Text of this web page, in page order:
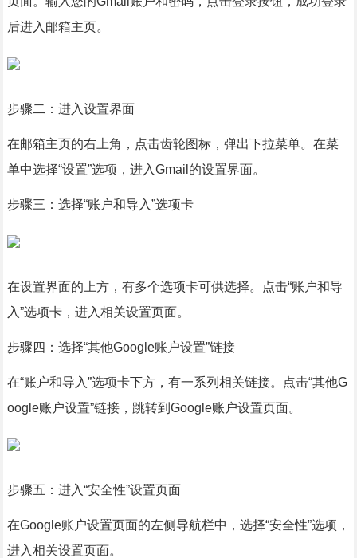
后进入邮箱主页。
步骤二：进入设置界面
在邮箱主页的右上角，点击齿轮图标，弹出下拉菜单。在菜
单中选择“设置”选项，进入Gmail的设置界面。
步骤三：选择“账户和导入”选项卡
在设置界面的上方，有多个选项卡可供选择。点击“账户和导
入”选项卡，进入相关设置页面。
步骤四：选择“其他Google账户设置”链接
在“账户和导入”选项卡下方，有一系列相关链接。点击“其他G
oogle账户设置”链接，跳转到Google账户设置页面。
步骤五：进入“安全性”设置页面
在Google账户设置页面的左侧导航栏中，选择“安全性”选项，
进入相关设置页面。